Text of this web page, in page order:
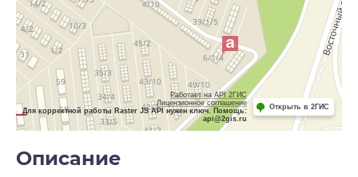
Работает на API 2ГИС
Лицензионное соглашение
Для корректной работы Raster JS API нужен ключ. Помощь:
api@2gis.ru
Открыть в 2ГИС
Описание